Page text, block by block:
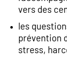
vers des
les
prévention
stress,